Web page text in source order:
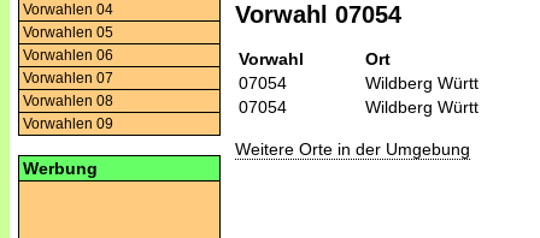
Vorwahlen 04
Vorwahlen 05
Vorwahlen 06
Vorwahlen 07
Vorwahlen 08
Vorwahlen 09
Werbung
Vorwahl 07054
Vorwahl
Ort
07054
Wildberg Württ
07054
Wildberg Württ
Weitere Orte in der Umgebung